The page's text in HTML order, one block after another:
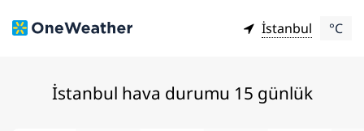
İstanbul °C
İstanbul hava durumu 15 günlük